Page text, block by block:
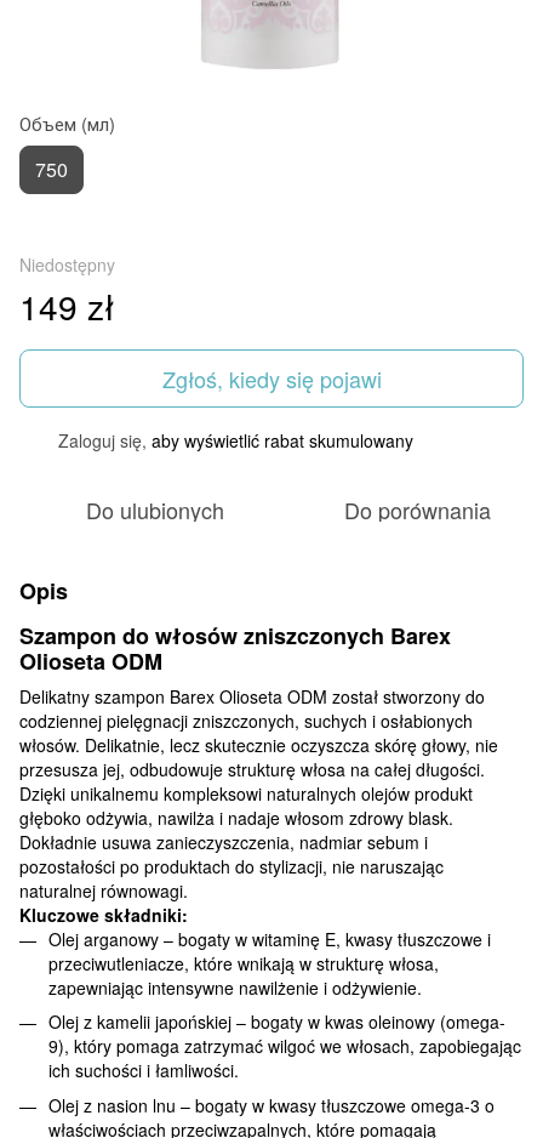
Объем (мл)
750
Niedostępny
149 zł
Zgłoś, kiedy się pojawi
Zaloguj się, aby wyświetlić rabat skumulowany
Do ulubionych Do porównania
Opis
Szampon do włosów zniszczonych Barex
Olioseta ODM
Delikatny szampon Barex Olioseta ODM został stworzony do
codziennej pielęgnacji zniszczonych, suchych i osłabionych
włosów. Delikatnie, lecz skutecznie oczyszcza skórę głowy, nie
przesusza jej, odbudowuje strukturę włosa na całej długości.
Dzięki unikalnemu kompleksowi naturalnych olejów produkt
głęboko odżywia, nawilża i nadaje włosom zdrowy blask.
Dokładnie usuwa zanieczyszczenia, nadmiar sebum i
pozostałości po produktach do stylizacji, nie naruszając
naturalnej równowagi.
Kluczowe składniki:
Olej arganowy – bogaty w witaminę E, kwasy tłuszczowe i
przeciwutleniacze, które wnikają w strukturę włosa,
zapewniając intensywne nawilżenie i odżywienie.
Olej z kamelii japońskiej – bogaty w kwas oleinowy (omega-
9), który pomaga zatrzymać wilgoć we włosach, zapobiegając
ich suchości i łamliwości.
Olej z nasion lnu – bogaty w kwasy tłuszczowe omega-3 o
właściwościach przeciwzapalnych, które pomagają